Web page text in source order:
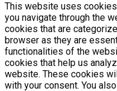
This website uses
you navigate through the
cookies that are
browser as they are
functionalities of the
cookies that help us
website. These cookies
with your consent. You